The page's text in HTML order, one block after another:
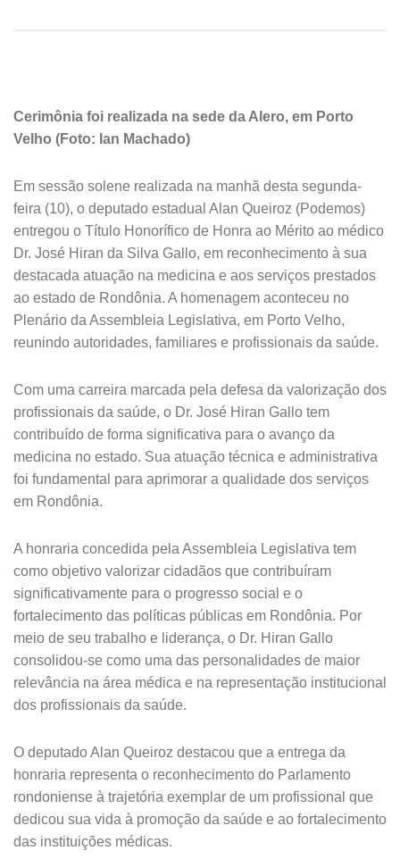
Cerimônia foi realizada na sede da Alero, em Porto
Velho (Foto: Ian Machado)
Em sessão solene realizada na manhã desta segunda-
feira (10), o deputado estadual Alan Queiroz (Podemos)
entregou o Título Honorífico de Honra ao Mérito ao médico
Dr. José Hiran da Silva Gallo, em reconhecimento à sua
destacada atuação na medicina e aos serviços prestados
ao estado de Rondônia. A homenagem aconteceu no
Plenário da Assembleia Legislativa, em Porto Velho,
reunindo autoridades, familiares e profissionais da saúde.
Com uma carreira marcada pela defesa da valorização dos
profissionais da saúde, o Dr. José Hiran Gallo tem
contribuído de forma significativa para o avanço da
medicina no estado. Sua atuação técnica e administrativa
foi fundamental para aprimorar a qualidade dos serviços
em Rondônia.
A honraria concedida pela Assembleia Legislativa tem
como objetivo valorizar cidadãos que contribuíram
significativamente para o progresso social e o
fortalecimento das políticas públicas em Rondônia. Por
meio de seu trabalho e liderança, o Dr. Hiran Gallo
consolidou-se como uma das personalidades de maior
relevância na área médica e na representação institucional
dos profissionais da saúde.
O deputado Alan Queiroz destacou que a entrega da
honraria representa o reconhecimento do Parlamento
rondoniense à trajetória exemplar de um profissional que
dedicou sua vida à promoção da saúde e ao fortalecimento
das instituições médicas.